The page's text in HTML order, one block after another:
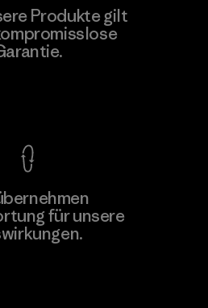
Produkte gilt
für unsere